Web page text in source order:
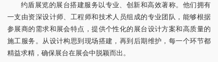
约盾展览的展台搭建服务以专业、创新和高效著称。他们拥有
一支由资深设计师、工程师和技术人员组成的专业团队，能够根据
参展商的需求和展会特点，提供个性化的展台设计方案和高质量的
施工服务。从设计构思到现场搭建，再到后期维护，每一个环节都
精益求精，确保展台在展会中脱颖而出。